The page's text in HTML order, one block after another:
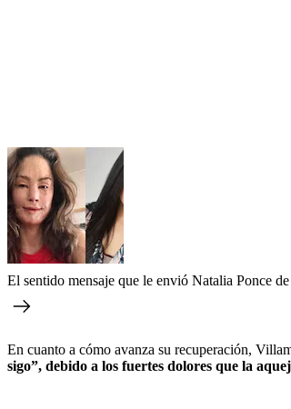
El sentido mensaje que le envió Natalia Ponce
En cuanto a cómo avanza su recuperación,
sigo”, debido a los fuertes dolores que la